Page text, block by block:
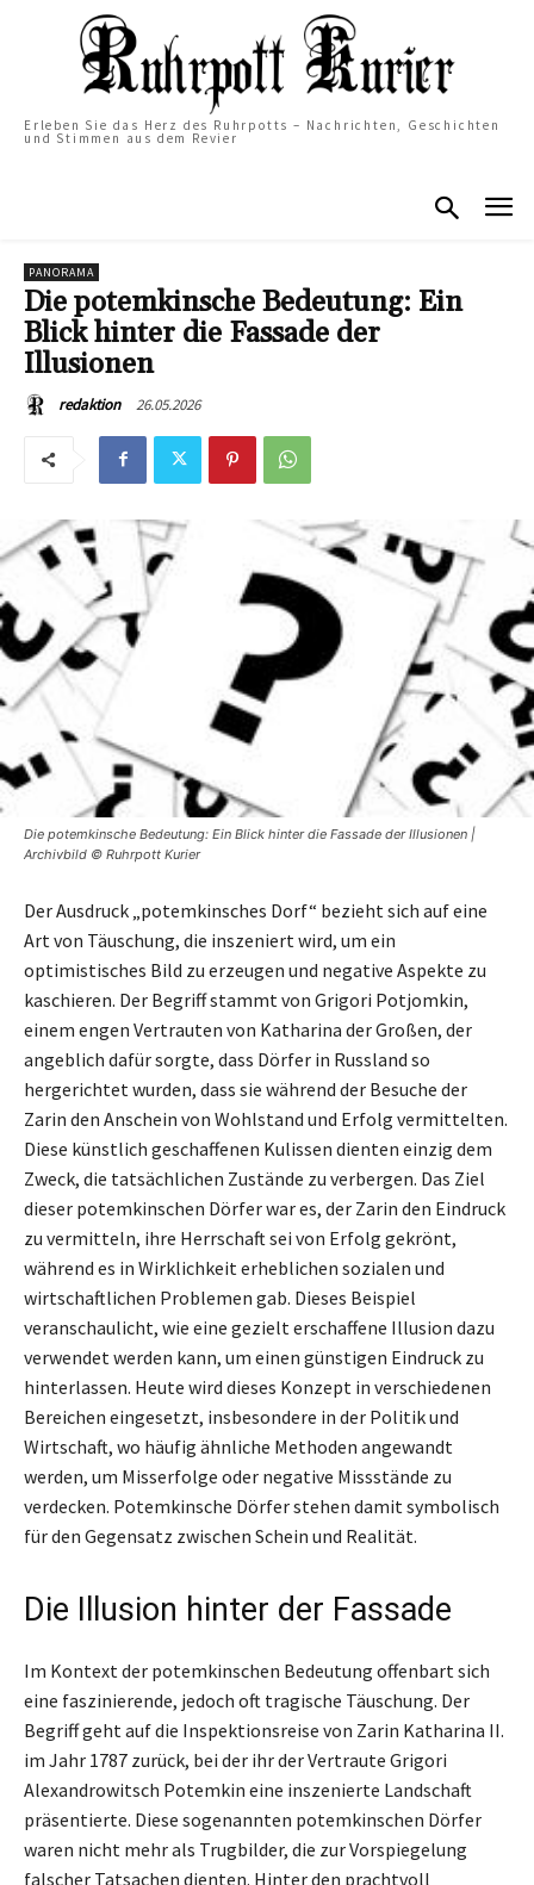
Erleben Sie das Herz des Ruhrpotts – Nachrichten, Geschichten
und Stimmen aus dem Revier
PANORAMA
Die potemkinsche Bedeutung: Ein
Blick hinter die Fassade der
Illusionen
redaktion 26.05.2026
Die potemkinsche Bedeutung: Ein Blick hinter die Fassade der Illusionen |
Archivbild © Ruhrpott Kurier
Der Ausdruck „potemkinsches Dorf“ bezieht sich auf eine
Art von Täuschung, die inszeniert wird, um ein
optimistisches Bild zu erzeugen und negative Aspekte zu
kaschieren. Der Begriff stammt von Grigori Potjomkin,
einem engen Vertrauten von Katharina der Großen, der
angeblich dafür sorgte, dass Dörfer in Russland so
hergerichtet wurden, dass sie während der Besuche der
Zarin den Anschein von Wohlstand und Erfolg vermittelten.
Diese künstlich geschaffenen Kulissen dienten einzig dem
Zweck, die tatsächlichen Zustände zu verbergen. Das Ziel
dieser potemkinschen Dörfer war es, der Zarin den Eindruck
zu vermitteln, ihre Herrschaft sei von Erfolg gekrönt,
während es in Wirklichkeit erheblichen sozialen und
wirtschaftlichen Problemen gab. Dieses Beispiel
veranschaulicht, wie eine gezielt erschaffene Illusion dazu
verwendet werden kann, um einen günstigen Eindruck zu
hinterlassen. Heute wird dieses Konzept in verschiedenen
Bereichen eingesetzt, insbesondere in der Politik und
Wirtschaft, wo häufig ähnliche Methoden angewandt
werden, um Misserfolge oder negative Missstände zu
verdecken. Potemkinsche Dörfer stehen damit symbolisch
für den Gegensatz zwischen Schein und Realität.
Die Illusion hinter der Fassade
Im Kontext der potemkinschen Bedeutung offenbart sich
eine faszinierende, jedoch oft tragische Täuschung. Der
Begriff geht auf die Inspektionsreise von Zarin Katharina II.
im Jahr 1787 zurück, bei der ihr der Vertraute Grigori
Alexandrowitsch Potemkin eine inszenierte Landschaft
präsentierte. Diese sogenannten potemkinschen Dörfer
waren nicht mehr als Trugbilder, die zur Vorspiegelung
falscher Tatsachen dienten. Hinter den prachtvoll